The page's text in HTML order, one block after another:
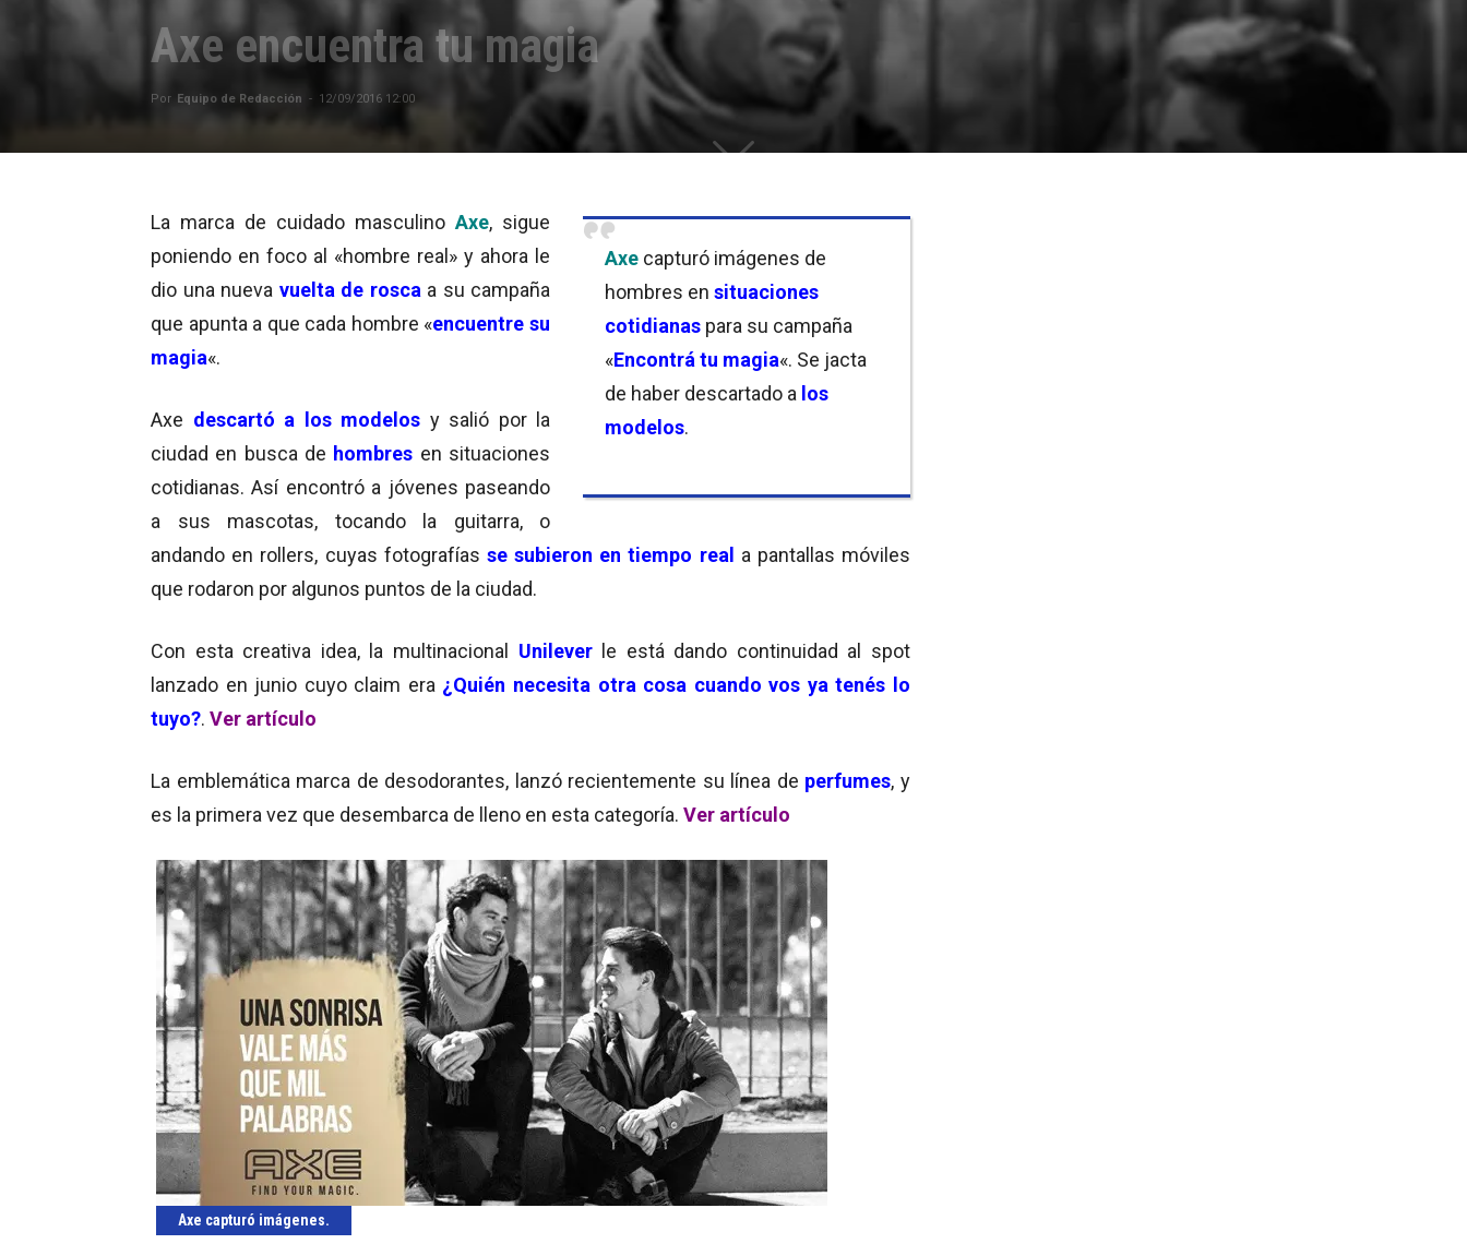
Axe encuentra tu magia
Por Equipo de Redacción - 12/09/2016 12:00
Axe capturó imágenes de
hombres en situaciones
cotidianas para su campaña
«Encontrá tu magia«. Se jacta
de haber descartado a los
modelos.
La marca de cuidado masculino Axe, sigue
poniendo en foco al «hombre real» y ahora le
dio una nueva vuelta de rosca a su campaña
que apunta a que cada hombre «encuentre su
magia«.
Axe descartó a los modelos y salió por la
ciudad en busca de hombres en situaciones
cotidianas. Así encontró a jóvenes paseando
a sus mascotas, tocando la guitarra, o
andando en rollers, cuyas fotografías se subieron en tiempo real a pantallas móviles
que rodaron por algunos puntos de la ciudad.
Con esta creativa idea, la multinacional Unileverle está dando continuidad al spot
lanzado en junio cuyo claim era ¿Quién necesita otra cosa cuando vos ya tenés lo
tuyo?. Ver artículo
La emblemática marca de desodorantes, lanzó recientemente su línea de perfumes, y
es la primera vez que desembarca de lleno en esta categoría. Ver artículo
Axe capturó imágenes.